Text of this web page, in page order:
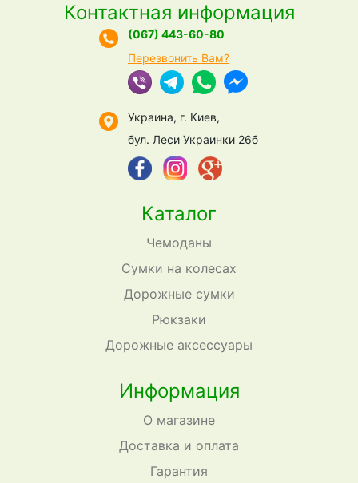
Каталог
Чемоданы
Сумки на колесах
Дорожные сумки
Рюкзаки
Дорожные аксессуары
Информация
О магазине
Доставка и оплата
Гарантия
Контактная информация
(067) 443-60-80
Перезвонить Вам?
Украина, г. Киев,
бул. Леси Украинки 26б